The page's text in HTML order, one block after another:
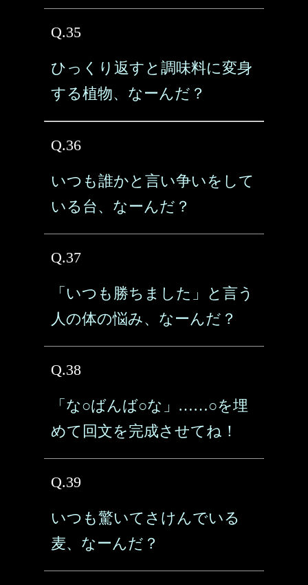
Q.35
ひっくり返すと調味料に変身
する植物、なーんだ？
Q.36
いつも誰かと言い争いをして
いる台、なーんだ？
Q.37
「いつも勝ちました」と言う
人の体の悩み、なーんだ？
Q.38
「な○ばんば○な」……○を埋
めて回文を完成させてね！
Q.39
いつも驚いてさけんでいる
麦、なーんだ？